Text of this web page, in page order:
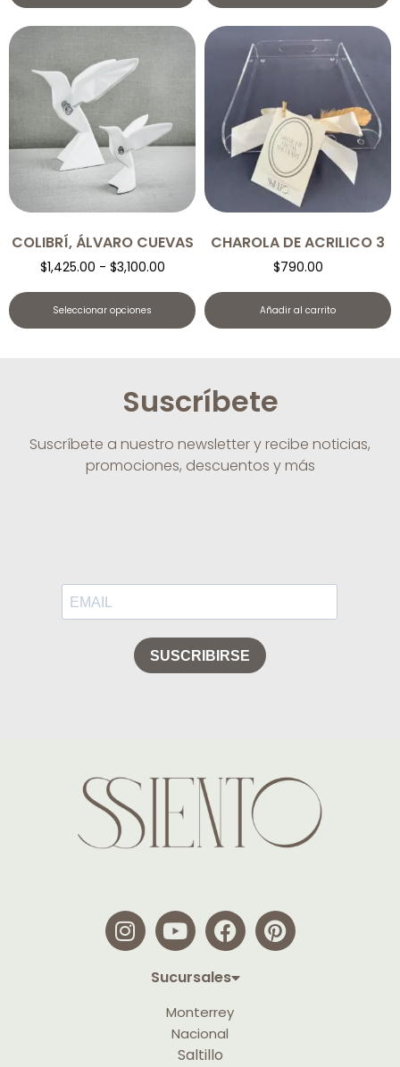
COLIBRÍ, ÁLVARO CUEVAS
$1,425.00 - $3,100.00
Seleccionar opciones
CHAROLA DE ACRILICO 3
$790.00
Añadir al carrito
Suscríbete
Suscríbete a nuestro newsletter y recibe noticias,
promociones, descuentos y más
Sucursales
Monterrey
Nacional
Saltillo